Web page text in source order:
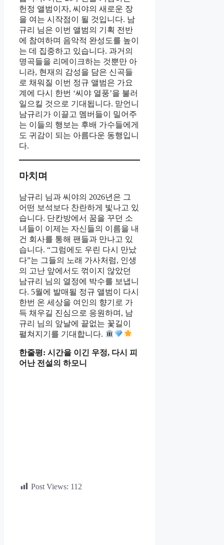
헌정 앨범이자, 씨야의 새로운 장
을 여는 시작점이 될 것입니다. 남
규리 님은 이번 앨범의 기획 전반
에 참여하며 음악적 완성도를 높이
는 데 집중하고 있습니다. 과거의
명곡들을 리메이크하는 것뿐만 아
니라, 현재의 감성을 담은 신곡들
로 채워질 이번 정규 앨범은 가요
계에 다시 한번 ‘씨야 열풍’을 불러
일으킬 것으로 기대됩니다. 맏언니
남규리가 이끌고 멤버들이 밀어주
는 이들의 행보는 후배 가수들에게
도 귀감이 되는 아름다운 동행입니
다.
마치며
남규리 님과 씨야의 2026년은 그
어떤 보석보다 찬란하게 빛나고 있
습니다. 단칸방에서 꿈을 꾸던 소
녀들이 이제는 자신들의 이름을 내
건 회사를 통해 팬들과 만나고 있
습니다. “그럼에도 우린 다시 만났
다”는 그들의 노래 가사처럼, 인생
의 고난 앞에서도 꺾이지 않았던
남규리 님의 열정에 박수를 보냅니
다. 5월에 발매될 정규 앨범이 다시
한번 온 세상을 여인의 향기로 가
득 채우길 진심으로 응원하며, 남
규리 님의 앞날에 끝없는 꽃길이
펼쳐지기를 기대합니다.
한줄평: 시간을 이긴 우정, 다시 피
어난 전설의 하모니
Post Views: 112